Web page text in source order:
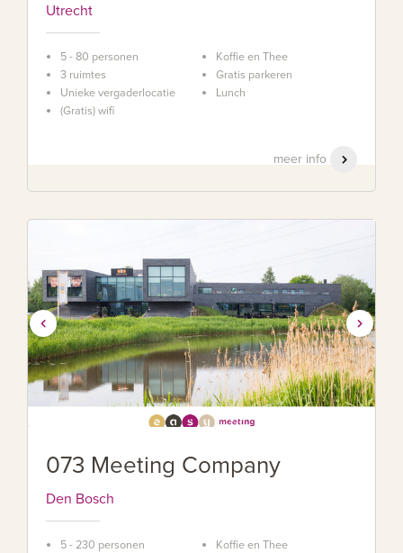
Utrecht
5 - 80 personen
3 ruimtes
Unieke vergaderlocatie
(Gratis) wifi
Koffie en Thee
Gratis parkeren
Lunch
meer info
073 Meeting Company
Den Bosch
5 - 230 personen
Koffie en Thee